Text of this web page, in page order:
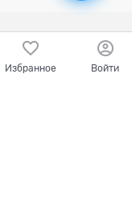
Избранное Войти